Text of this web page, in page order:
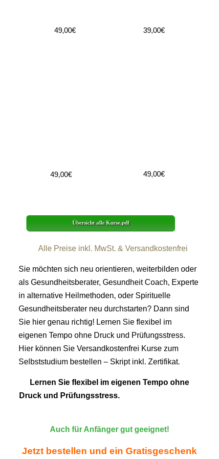
49,00€ 39,00€
49,00€ 49,00€
Übersicht alle Kurse.pdf
Alle Preise inkl. MwSt. & Versandkostenfrei
Sie möchten sich neu orientieren, weiterbilden oder
als Gesundheitsberater, Gesundheit Coach, Experte
in alternative Heilmethoden, oder Spirituelle
Gesundheitsberater neu durchstarten? Dann sind
Sie hier genau richtig! Lernen Sie flexibel im
eigenen Tempo ohne Druck und Prüfungsstress.
Hier können Sie Versandkostenfrei Kurse zum
Selbststudium bestellen – Skript inkl. Zertifikat.
Lernen Sie flexibel im eigenen Tempo ohne
Druck und Prüfungsstress.
Auch für Anfänger gut geeignet!
Jetzt bestellen und ein Gratisgeschenk